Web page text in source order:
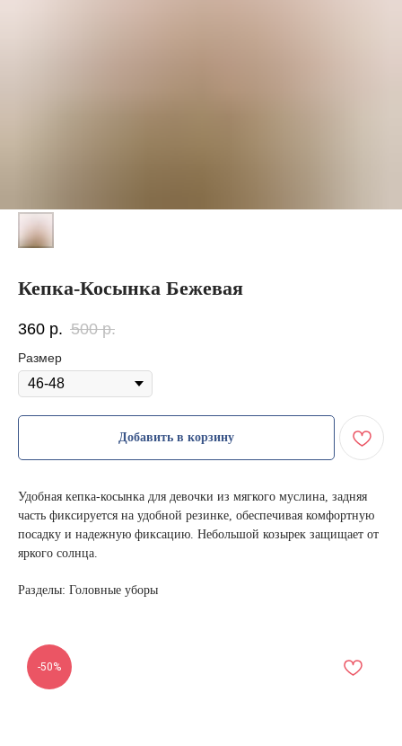
Кепка-Косынка Бежевая
360 р. 500 р.
Размер
Добавить в корзину
Удобная кепка-косынка для девочки из мягкого муслина, задняя
часть фиксируется на удобной резинке, обеспечивая комфортную
посадку и надежную фиксацию. Небольшой козырек защищает от
яркого солнца.
Разделы: Головные уборы
-50%